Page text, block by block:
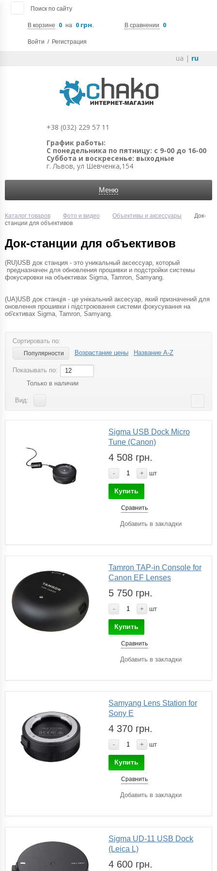
Поиск по сайту
В корзине 0 на 0 грн. В сравнении 0
Войти / Регистрация
ua | ru
+38 (032) 229 57 11
График работы:
С понедельника по пятницу: с 9-00 до 16-00
Суббота и воскресенье: выходные
г. Львов, ул Шевченка,154
Меню
Каталог товаров Фото и видео Объективы и аксессуары
Док-
станции для объективов
Док-станции для объективов
(RU)USB док станция - это уникальный аксессуар, который
предназначен для обновления прошивки и подстройки системы
фокусировки на объективах Sigma, Tamron, Samyang.
(UA)USB док станція - це унікальний аксесуар, який призначений для
оновлення прошивки і підстроювання системи фокусування на
об'єктивах Sigma, Tamron, Samyang.
Сортировать по:
Популярности Возрастание цены Название A-Z
Показывать по:
12
Только в наличии
Вид:
Sigma USB Dock Micro
Tune (Canon)
4 508 грн.
- + шт
Купить
Сравнить
Добавить в закладки
Tamron TAP-in Console for
Canon EF Lenses
5 750 грн.
- + шт
Купить
Сравнить
Добавить в закладки
Samyang Lens Station for
Sony E
4 370 грн.
- + шт
Купить
Сравнить
Добавить в закладки
Sigma UD-11 USB Dock
(Leica L)
4 600 грн.